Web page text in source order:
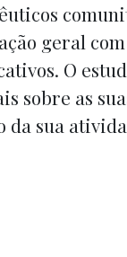
geral com
O
sobre as
da sua